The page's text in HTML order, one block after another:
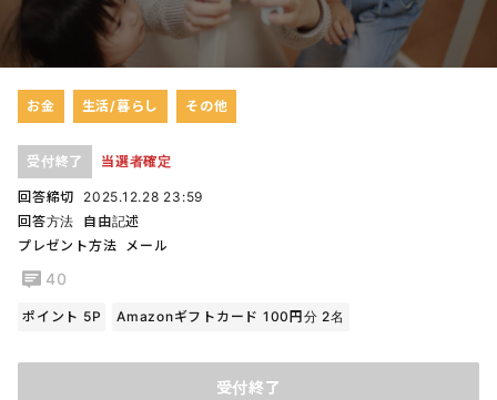
お金 生活/暮らし その他
受付終了 当選者確定
回答締切
2025.12.28 23:59
回答方法
自由記述
プレゼント方法
メール
40
ポイント 5P Amazonギフトカード 100円分 2名
受付終了